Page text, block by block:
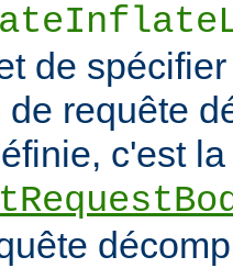
de
de requête
c'est